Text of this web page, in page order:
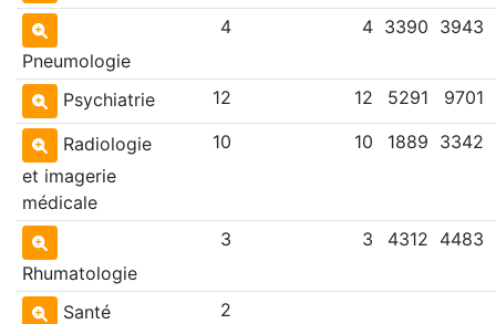
Pneumologie
4 4 3390 3943
Psychiatrie 12 12 5291 9701
Radiologie
et imagerie
médicale
10 10 1889 3342
Rhumatologie
3 3 4312 4483
Santé
2